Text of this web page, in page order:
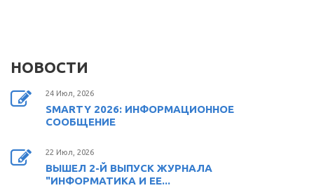
НОВОСТИ
24 Июл, 2026
SMARTY 2026: ИНФОРМАЦИОННОЕ
СООБЩЕНИЕ
22 Июл, 2026
ВЫШЕЛ 2-Й ВЫПУСК ЖУРНАЛА
"ИНФОРМАТИКА И ЕЕ...